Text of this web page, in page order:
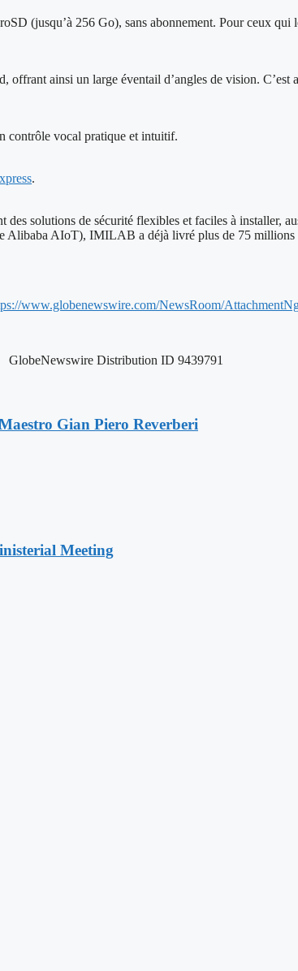
(jusqu’à 256 Go), sans abonnement. Pour ceux
ainsi un large éventail d’angles de vision.
contrôle vocal pratique et intuitif.
.
solutions de sécurité flexibles et faciles à installer,
AIoT), IMILAB a déjà livré plus de 75 millions
www.globenewswire.com/NewsRoom/
GlobeNewswire Distribution ID 9439791
Gian Piero Reverberi
Meeting